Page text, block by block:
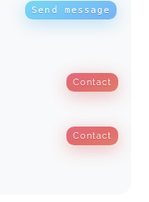
Send message
Contact
Contact